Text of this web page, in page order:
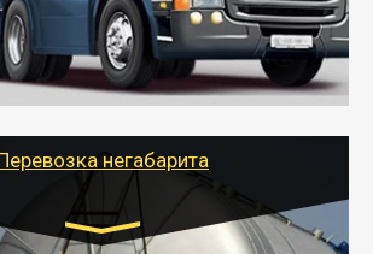
температурного режима, работающим
санитарной обработкой кузова и мед.
поможет быстро перевезти
продукты в любой город России с
негабарита